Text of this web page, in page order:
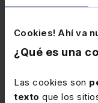
Cookies! Ahí va
¿Qué es una
Las cookies son
texto que los